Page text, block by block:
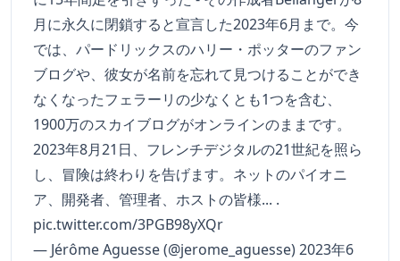
月に永久に閉鎖すると宣言した2023年6月まで。今
では、パードリックスのハリー・ポッターのファン
ブログや、彼女が名前を忘れて見つけることができ
なくなったフェラーリの少なくとも1つを含む、
1900万のスカイブログがオンラインのままです。
2023年8月21日、フレンチデジタルの21世紀を照ら
し、冒険は終わりを告げます。ネットのパイオニ
ア、開発者、管理者、ホストの皆様... .
pic.twitter.com/3PGB98yXQr
— Jérôme Aguesse (@jerome_aguesse) 2023年6